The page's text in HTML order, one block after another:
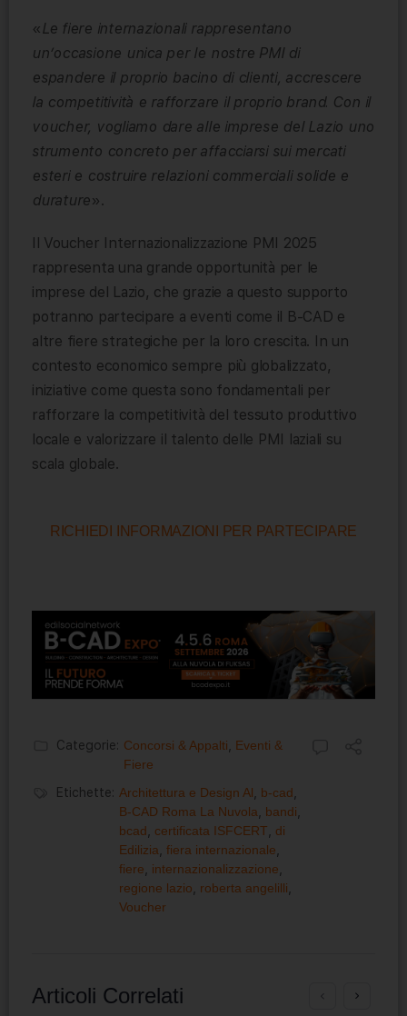
«Le fiere internazionali rappresentano
un’occasione unica per le nostre PMI di
espandere il proprio bacino di clienti, accrescere
la competitività e rafforzare il proprio brand. Con il
voucher, vogliamo dare alle imprese del Lazio uno
strumento concreto per affacciarsi sui mercati
esteri e costruire relazioni commerciali solide e
durature».
Il Voucher Internazionalizzazione PMI 2025
rappresenta una grande opportunità per le
imprese del Lazio, che grazie a questo supporto
potranno partecipare a eventi come il B-CAD e
altre fiere strategiche per la loro crescita. In un
contesto economico sempre più globalizzato,
iniziative come questa sono fondamentali per
rafforzare la competitività del tessuto produttivo
locale e valorizzare il talento delle PMI laziali su
scala globale.
RICHIEDI INFORMAZIONI PER PARTECIPARE
Categorie: Concorsi & Appalti
Eventi &
Fiere
Etichette: Architettura e Design Al b-cad
B-CAD Roma La Nuvola
bandi
bcad
certificata ISFCERT
di
Edilizia fiera internazionale
fiere
internazionalizzazione
regione lazio
roberta angelilli
Voucher
Articoli Correlati